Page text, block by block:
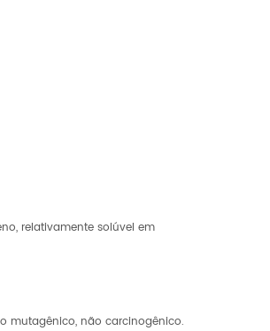
relativamente solúvel em
não carcinogênico.